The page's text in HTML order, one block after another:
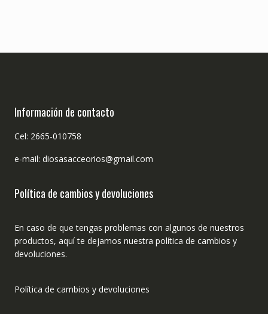
Información de contacto
Cel: 2665-010758
e-mail: diosasacceorios@gmail.com
Política de cambios y devoluciones
En caso de que tengas problemas con algunos de nuestros
productos, aquí te dejamos nuestra política de cambios y
devoluciones.
Política de cambios y devoluciones